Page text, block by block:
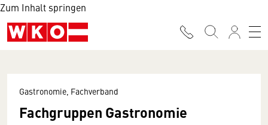
Zum Inhalt springen
Gastronomie, Fachverband
Fachgruppen Gastronomie